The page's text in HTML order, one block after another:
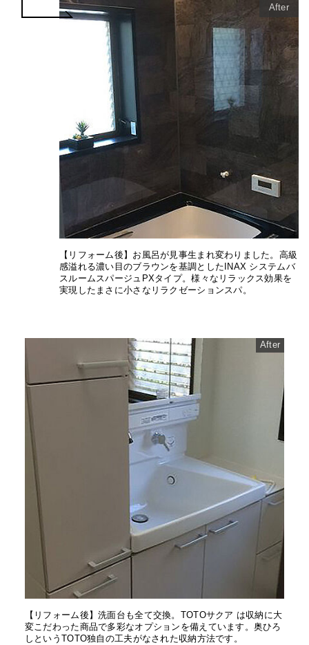
After
【リフォーム後】お風呂が見事生まれ変わりました。高級
感溢れる濃い目のブラウンを基調としたINAX システムバ
スルームスパージュPXタイプ。様々なリラックス効果を
実現したまさに小さなリラクゼーションスパ。
After
【リフォーム後】洗面台も全て交換。TOTOサクア は収納に大
変こだわった商品で多彩なオプションを備えています。奥ひろ
しというTOTO独自の工夫がなされた収納方法です。